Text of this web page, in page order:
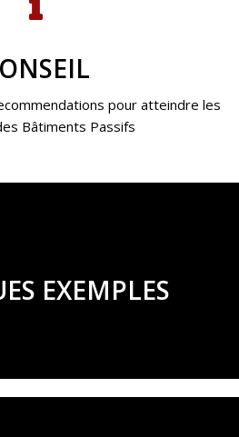
pour atteindre les
Bâtiments Passifs
EXEMPLES